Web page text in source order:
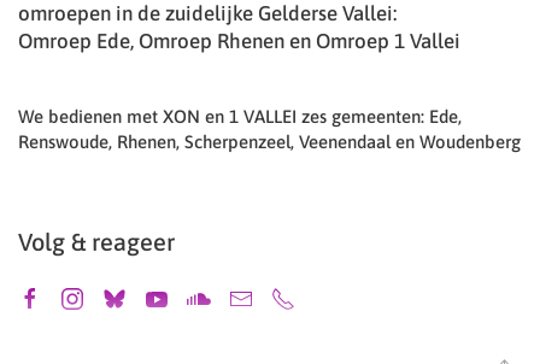
omroepen in de zuidelijke Gelderse Vallei:
Omroep Ede, Omroep Rhenen en Omroep 1 Vallei
We bedienen met XON en 1 VALLEI zes gemeenten: Ede,
Renswoude, Rhenen, Scherpenzeel, Veenendaal en Woudenberg
Volg & reageer